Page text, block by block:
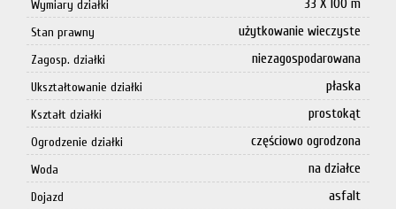
Wymiary działki 33 X 100 m
Stan prawny użytkowanie wieczyste
Zagosp. działki niezagospodarowana
Ukształtowanie działki płaska
Kształt działki prostokąt
Ogrodzenie działki częściowo ogrodzona
Woda na działce
Dojazd asfalt